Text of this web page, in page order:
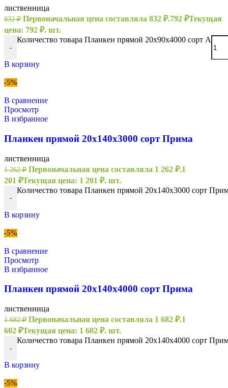
лиственница
832₽ Первоначальная цена составляла 832 ₽.792 ₽Текущая
цена: 792 ₽. шт.
-
Количество товара Планкен прямой 20х90х4000 сорт А
В корзину
-5%
В сравнение
Просмотр
В избранное
Планкен прямой 20х140х3000 сорт Прима
лиственница
1 262₽ Первоначальная цена составляла 1 262 ₽.1
201 ₽Текущая цена: 1 201 ₽. шт.
-
Количество товара Планкен прямой 20х140х3000 сорт
В корзину
-5%
В сравнение
Просмотр
В избранное
Планкен прямой 20х140х4000 сорт Прима
лиственница
1 682₽ Первоначальная цена составляла 1 682 ₽.1
602 ₽Текущая цена: 1 602 ₽. шт.
-
Количество товара Планкен прямой 20х140х4000 сорт
В корзину
-5%